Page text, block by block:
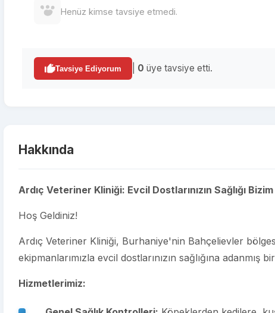
Henüz kimse tavsiye etmedi.
Tavsiye Ediyorum 0 üye tavsiye etti.
Hakkında
Ardıç Veteriner Kliniği: Evcil Dostlarınızın Sağlığı
Hoş Geldiniz!
Ardıç Veteriner Kliniği, Burhaniye'nin Bahçelievler
ekipmanlarımızla evcil dostlarınızın sağlığına
Hizmetlerimiz: